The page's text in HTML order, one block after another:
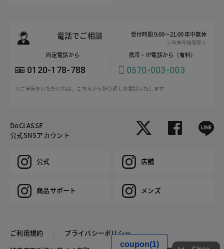
電話でご相談 受付時間 9:00～21:00 年中無休
※年末年始等除く
固定電話から
0120-178-788
携帯・IP電話から（有料）
0570-003-003
※ご申告をいただければ、こちらから折り返しお電話いたします
DoCLASSE
公式SNSアカウント
公式 店舗
商品サポート メンズ
ご利用規約
プライバシーポリシー